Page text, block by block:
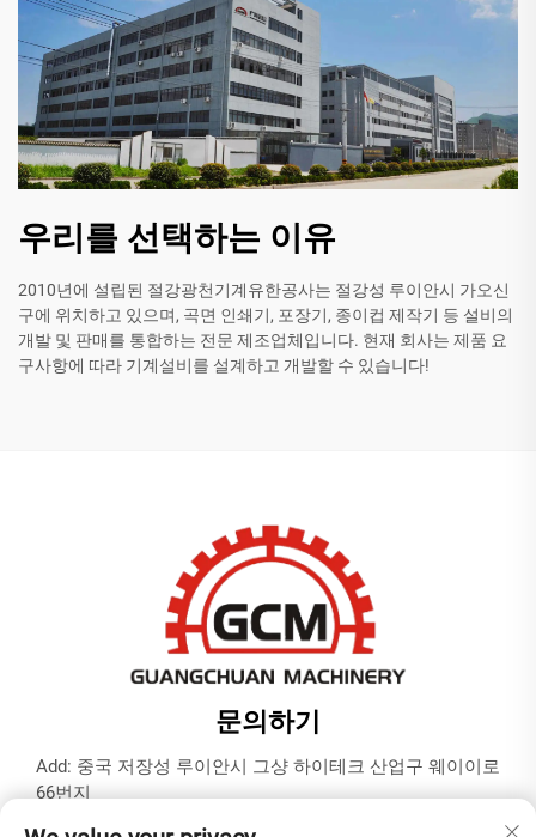
우리를 선택하는 이유
2010년에 설립된 절강광천기계유한공사는 절강성 루이안시 가오신
구에 위치하고 있으며, 곡면 인쇄기, 포장기, 종이컵 제작기 등 설비의
개발 및 판매를 통합하는 전문 제조업체입니다. 현재 회사는 제품 요
구사항에 따라 기계설비를 설계하고 개발할 수 있습니다!
문의하기
Add: 중국 저장성 루이안시 그샹 하이테크 산업구 웨이이로
66번지
전화:+86-577-65566677